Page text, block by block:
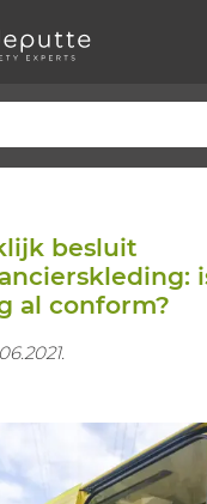
besluit
al conform?